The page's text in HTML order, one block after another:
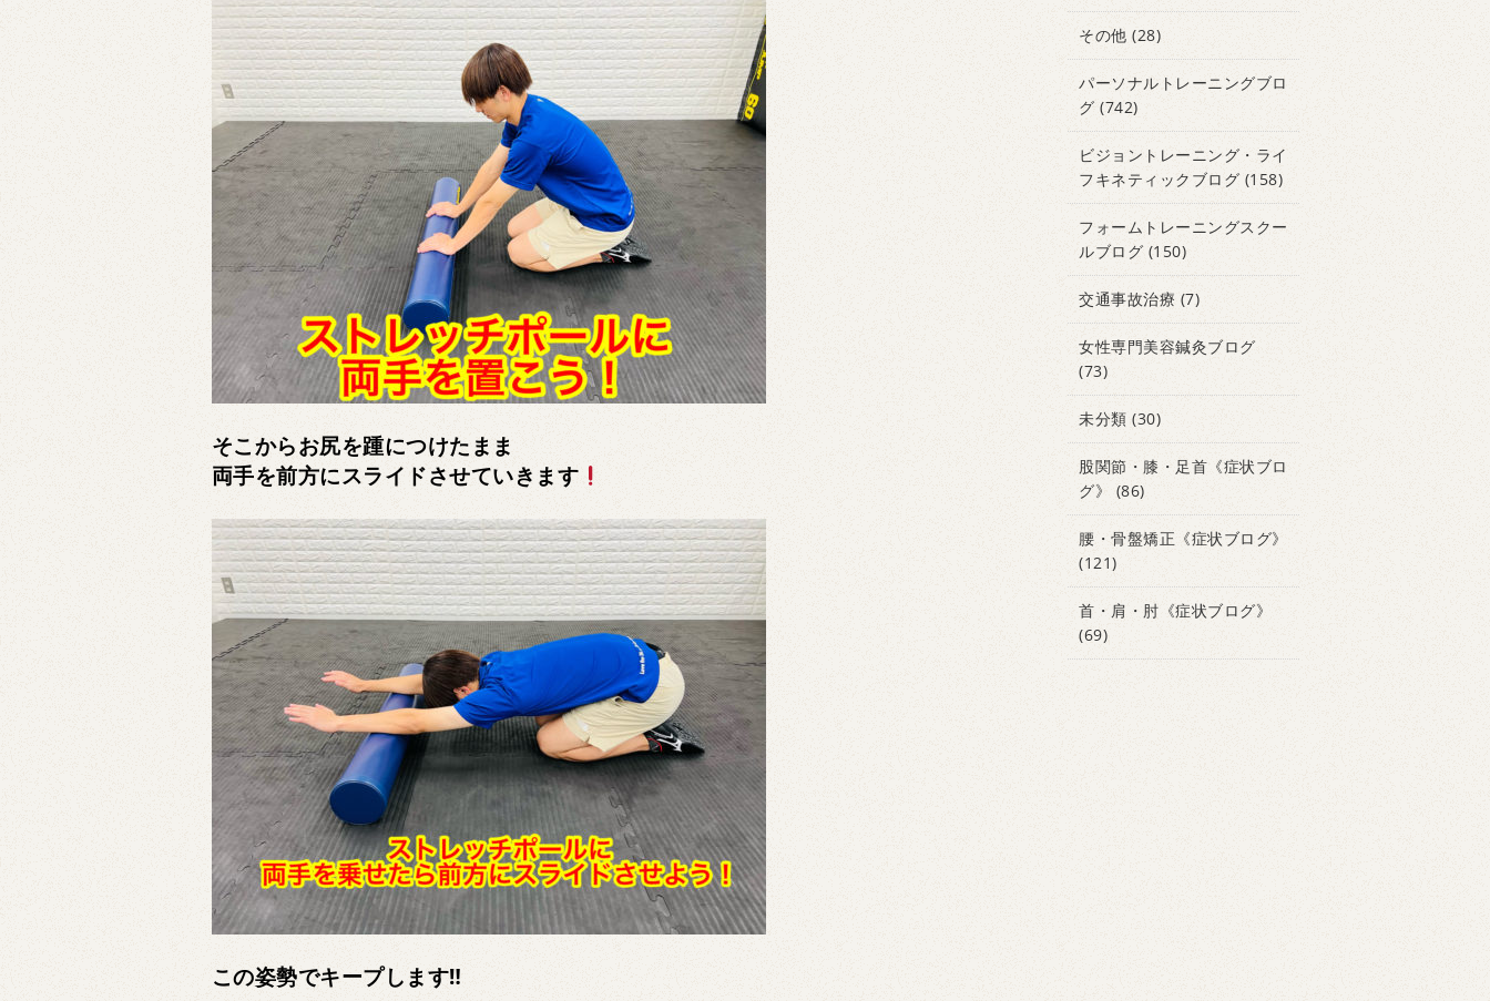
そこからお尻を踵につけたまま
両手を前方にスライドさせていきます
この姿勢でキープします‼︎
その他 (28)
パーソナルトレーニングブロ
グ (742)
ビジョントレーニング・ライ
フキネティックブログ (158)
フォームトレーニングスクー
ルブログ(150)
交通事故治療 (7)
女性専門美容鍼灸ブログ
(73)
未分類 (30)
股関節・膝・足首《症状ブロ
グ》
(86)
腰・骨盤矯正《症状ブログ》
(121)
首・肩・肘《症状ブログ》
(69)